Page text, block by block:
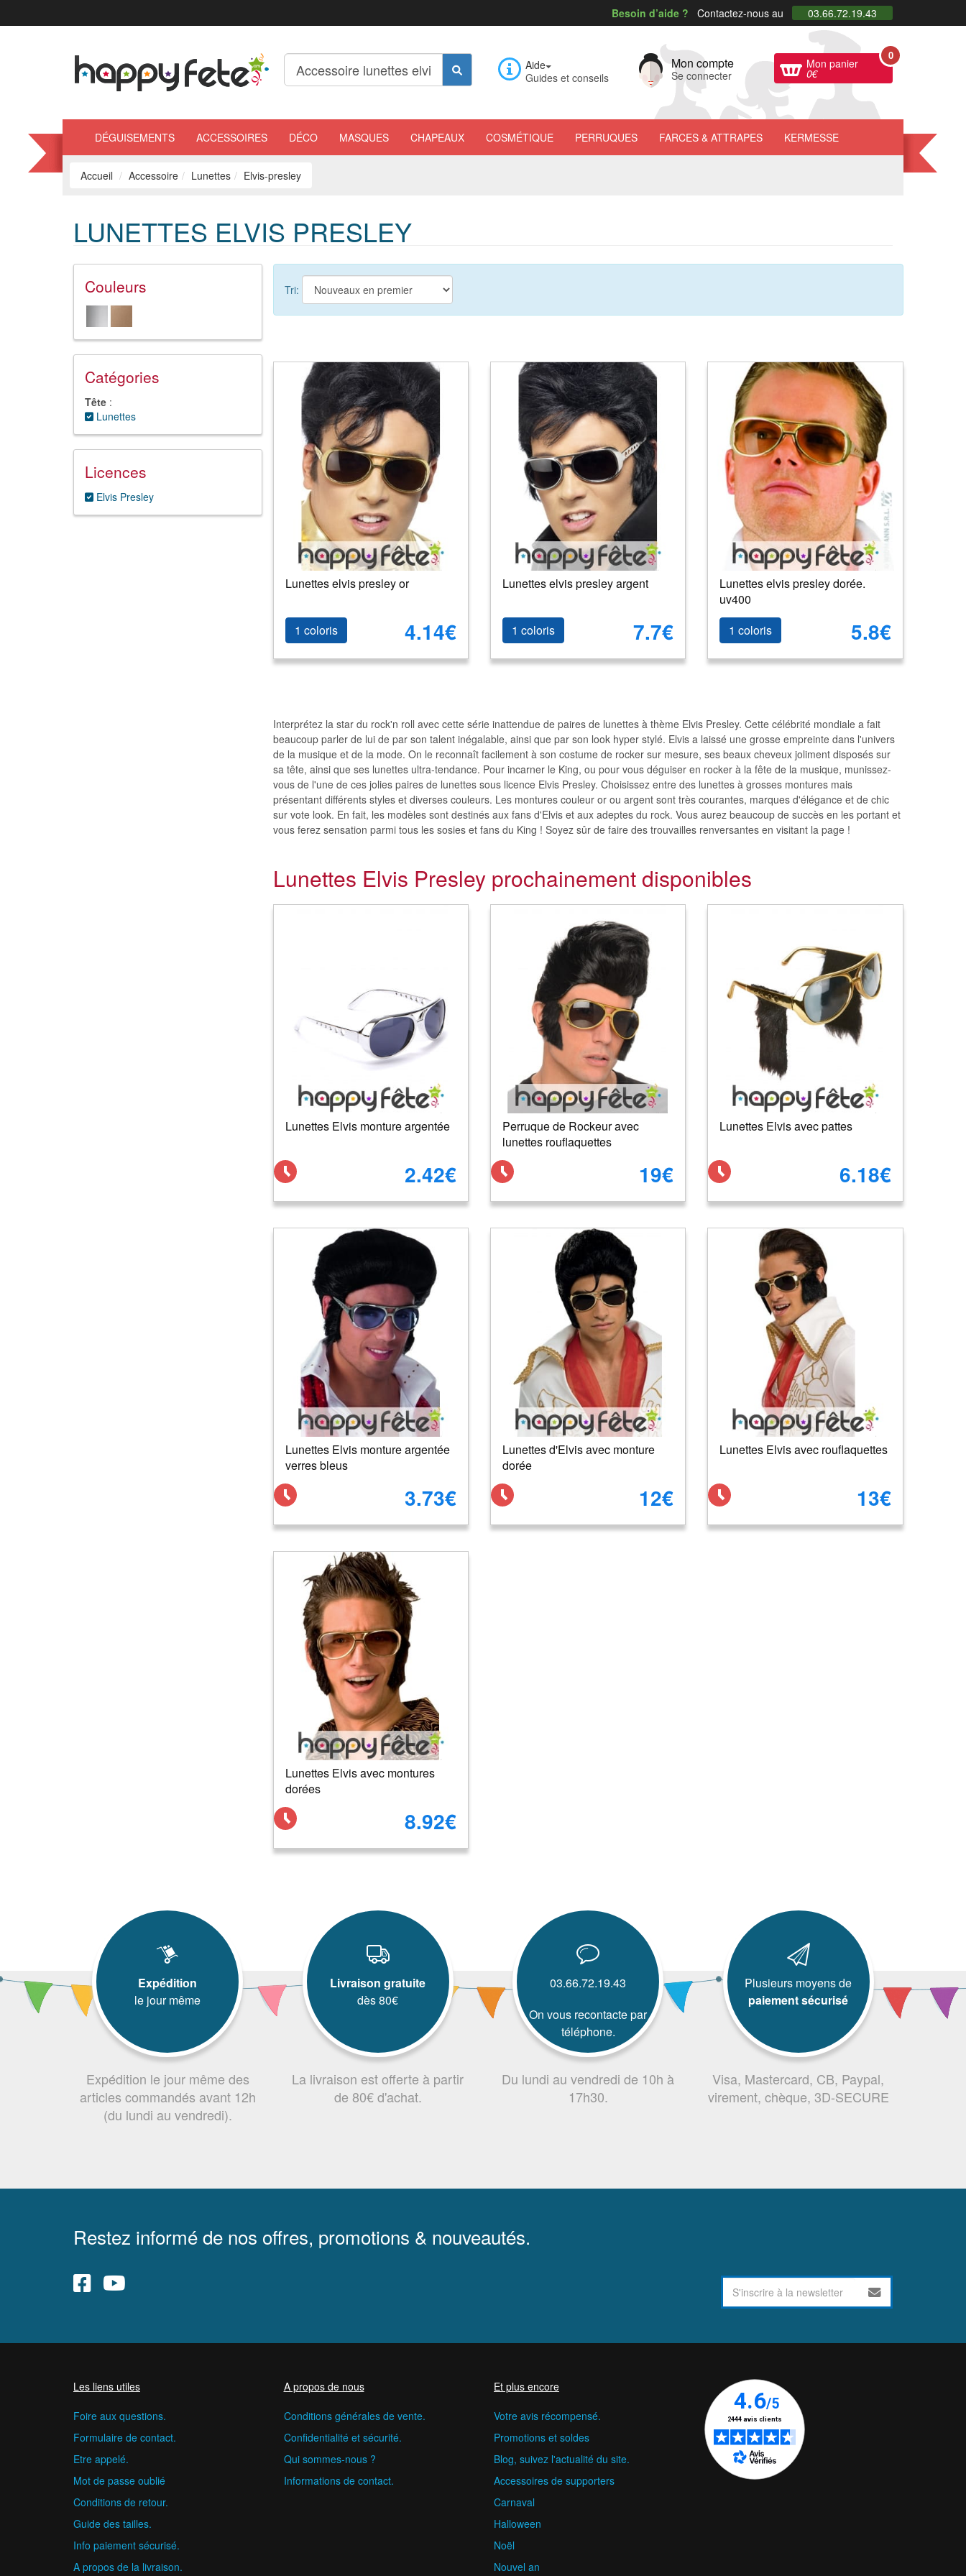
Besoin d’aide ? Contactez-nous au 03.66.72.19.43
Aide
Guides et conseils
Mon compte
Se connecter
Mon panier
0€
0
DÉGUISEMENTS ACCESSOIRES DÉCO MASQUES CHAPEAUX COSMÉTIQUE PERRUQUES FARCES & ATTRAPES KERMESSE
Accueil Accessoire Lunettes Elvis-presley
LUNETTES ELVIS PRESLEY
Couleurs
Catégories
Tête :
Lunettes
Licences
Elvis Presley
Tri:
Lunettes elvis presley or
1 coloris 4.14€
Lunettes elvis presley argent
1 coloris 7.7€
Lunettes elvis presley dorée.
uv400
1 coloris
5.8€
Interprétez la star du rock'n roll avec cette série inattendue de paires de lunettes à thème Elvis Presley. Cette célébrité mondiale a fait
beaucoup parler de lui de par son talent inégalable, ainsi que par son look hyper stylé. Elvis a laissé une grosse empreinte dans l'univers
de la musique et de la mode. On le reconnaît facilement à son costume de rocker sur mesure, ses beaux cheveux joliment disposés sur
sa tête, ainsi que ses lunettes ultra-tendance. Pour incarner le King, ou pour vous déguiser en rocker à la fête de la musique, munissez-
vous de l'une de ces jolies paires de lunettes sous licence Elvis Presley. Choisissez entre des lunettes à grosses montures mais
présentant différents styles et diverses couleurs. Les montures couleur or ou argent sont très courantes, marques d'élégance et de chic
sur vote look. En fait, les modèles sont destinés aux fans d'Elvis et aux adeptes du rock. Vous aurez beaucoup de succès en les portant et
vous ferez sensation parmi tous les sosies et fans du King ! Soyez sûr de faire des trouvailles renversantes en visitant la page !
Lunettes Elvis Presley prochainement disponibles
Lunettes Elvis monture argentée
2.42€
Perruque de Rockeur avec
lunettes rouflaquettes
19€
Lunettes Elvis avec pattes
6.18€
Lunettes Elvis monture argentée
verres bleus
3.73€
Lunettes d'Elvis avec monture
dorée
12€
Lunettes Elvis avec rouflaquettes
13€
Lunettes Elvis avec montures
dorées
8.92€
Expédition
le jour même
Expédition le jour même des
articles commandés avant 12h
(du lundi au vendredi).
Livraison gratuite
dès 80€
La livraison est offerte à partir
de 80€ d'achat.
03.66.72.19.43
On vous recontacte par
téléphone.
Du lundi au vendredi de 10h à
17h30.
Plusieurs moyens de
paiement sécurisé
Visa, Mastercard, CB, Paypal,
virement, chèque, 3D-SECURE
Restez informé de nos offres, promotions & nouveautés.
Les liens utiles
Foire aux questions.
Formulaire de contact.
Etre appelé.
Mot de passe oublié
Conditions de retour.
Guide des tailles.
Info paiement sécurisé.
A propos de la livraison.
A propos de nous
Conditions générales de vente.
Confidentialité et sécurité.
Qui sommes-nous ?
Informations de contact.
Et plus encore
Votre avis récompensé.
Promotions et soldes
Blog, suivez l'actualité du site.
Accessoires de supporters
Carnaval
Halloween
Noël
Nouvel an